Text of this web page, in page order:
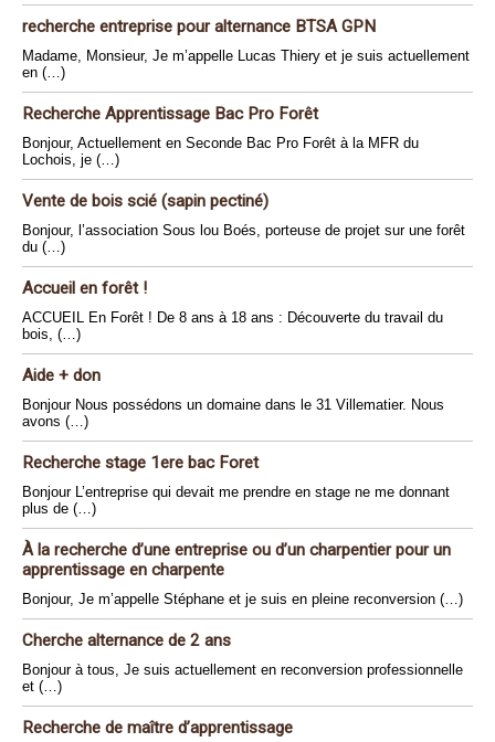
recherche entreprise pour alternance BTSA GPN
Madame, Monsieur, Je m’appelle Lucas Thiery et je suis actuellement
en (…)
Recherche Apprentissage Bac Pro Forêt
Bonjour, Actuellement en Seconde Bac Pro Forêt à la MFR du
Lochois, je (…)
Vente de bois scié (sapin pectiné)
Bonjour, l’association Sous lou Boés, porteuse de projet sur une forêt
du (…)
Accueil en forêt !
ACCUEIL En Forêt ! De 8 ans à 18 ans : Découverte du travail du
bois, (…)
Aide + don
Bonjour Nous possédons un domaine dans le 31 Villematier. Nous
avons (…)
Recherche stage 1ere bac Foret
Bonjour L’entreprise qui devait me prendre en stage ne me donnant
plus de (…)
À la recherche d’une entreprise ou d’un charpentier pour un
apprentissage en charpente
Bonjour, Je m’appelle Stéphane et je suis en pleine reconversion (…)
Cherche alternance de 2 ans
Bonjour à tous, Je suis actuellement en reconversion professionnelle
et (…)
Recherche de maître d’apprentissage